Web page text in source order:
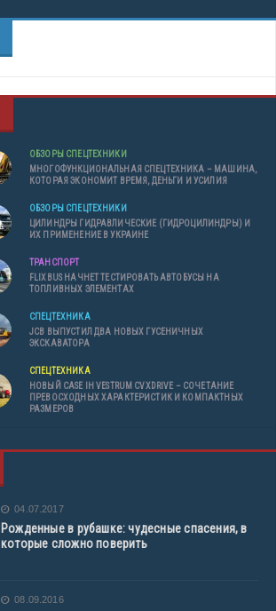
ОБЗОРЫ СПЕЦТЕХНИКИ
МНОГОФУНКЦИОНАЛЬНАЯ СПЕЦТЕХНИКА – МАШИНА,
КОТОРАЯ ЭКОНОМИТ ВРЕМЯ, ДЕНЬГИ И УСИЛИЯ
ОБЗОРЫ СПЕЦТЕХНИКИ
ЦИЛИНДРЫ ГИДРАВЛИЧЕСКИЕ (ГИДРОЦИЛИНДРЫ) И
ИХ ПРИМЕНЕНИЕ В УКРАИНЕ
ТРАНСПОРТ
FLIXBUS НАЧНЕТ ТЕСТИРОВАТЬ АВТОБУСЫ НА
ТОПЛИВНЫХ ЭЛЕМЕНТАХ
СПЕЦТЕХНИКА
JCB ВЫПУСТИЛ ДВА НОВЫХ ГУСЕНИЧНЫХ
ЭКСКАВАТОРА
СПЕЦТЕХНИКА
НОВЫЙ CASE IH VESTRUM CVXDRIVE – СОЧЕТАНИЕ
ПРЕВОСХОДНЫХ ХАРАКТЕРИСТИК И КОМПАКТНЫХ
РАЗМЕРОВ
04.07.2017
Рожденные в рубашке: чудесные спасения, в
которые сложно поверить
08.09.2016